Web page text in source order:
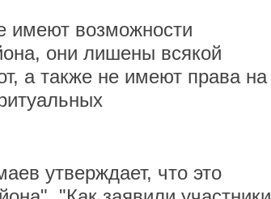
имеют возможности
они лишены всякой
а также не имеют права на
утверждает, что это